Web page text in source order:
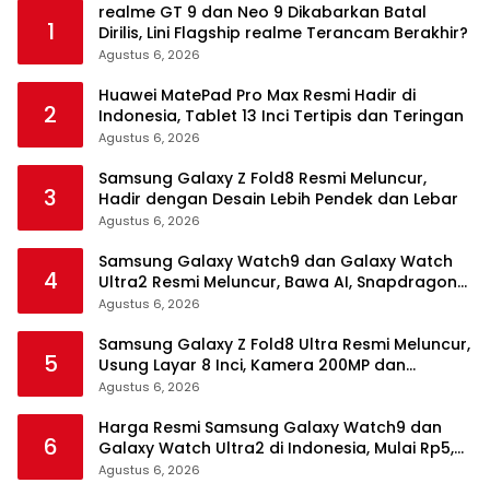
1
realme GT 9 dan Neo 9 Dikabarkan Batal
Dirilis, Lini Flagship realme Terancam Berakhir?
Agustus 6, 2026
2
Huawei MatePad Pro Max Resmi Hadir di
Indonesia, Tablet 13 Inci Tertipis dan Teringan
Agustus 6, 2026
3
Samsung Galaxy Z Fold8 Resmi Meluncur,
Hadir dengan Desain Lebih Pendek dan Lebar
Agustus 6, 2026
4
Samsung Galaxy Watch9 dan Galaxy Watch
Ultra2 Resmi Meluncur, Bawa AI, Snapdragon
Wear Elite, dan Fitur Kesehatan Baru
Agustus 6, 2026
5
Samsung Galaxy Z Fold8 Ultra Resmi Meluncur,
Usung Layar 8 Inci, Kamera 200MP dan
Snapdragon 8 Elite Gen 5
Agustus 6, 2026
6
Harga Resmi Samsung Galaxy Watch9 dan
Galaxy Watch Ultra2 di Indonesia, Mulai Rp5,9
Jutaan
Agustus 6, 2026